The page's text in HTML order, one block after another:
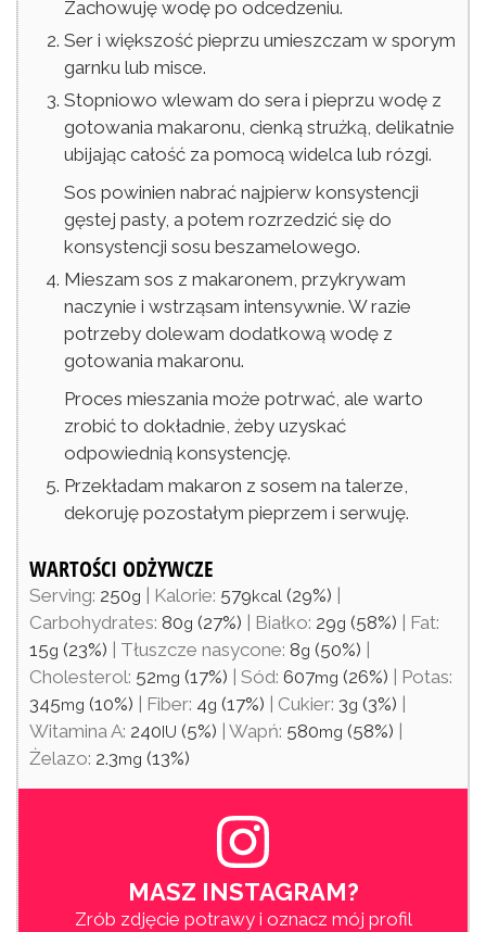
Zachowuję wodę po odcedzeniu.
Ser i większość pieprzu umieszczam w sporym
garnku lub misce.
Stopniowo wlewam do sera i pieprzu wodę z
gotowania makaronu, cienką strużką, delikatnie
ubijając całość za pomocą widelca lub rózgi.
Sos powinien nabrać najpierw konsystencji
gęstej pasty, a potem rozrzedzić się do
konsystencji sosu beszamelowego.
Mieszam sos z makaronem, przykrywam
naczynie i wstrząsam intensywnie. W razie
potrzeby dolewam dodatkową wodę z
gotowania makaronu.
Proces mieszania może potrwać, ale warto
zrobić to dokładnie, żeby uzyskać
odpowiednią konsystencję.
Przekładam makaron z sosem na talerze,
dekoruję pozostałym pieprzem i serwuję.
WARTOŚCI ODŻYWCZE
Serving: 250g | Kalorie: 579kcal (29%) |
Carbohydrates: 80g (27%) | Białko: 29g (58%) | Fat:
15g (23%) | Tłuszcze nasycone: 8g (50%) |
Cholesterol: 52mg (17%) | Sód: 607mg (26%) | Potas:
345mg (10%) | Fiber: 4g (17%) | Cukier: 3g (3%) |
Witamina A: 240IU (5%) | Wapń: 580mg (58%) |
Żelazo: 2.3mg (13%)
MASZ INSTAGRAM?
Zrób zdjęcie potrawy i oznacz mój profil